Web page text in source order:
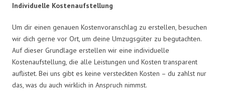
Individuelle Kostenaufstellung
Um dir einen genauen Kostenvoranschlag zu erstellen, besuchen
wir dich gerne vor Ort, um deine Umzugsgüter zu begutachten.
Auf dieser Grundlage erstellen wir eine individuelle
Kostenaufstellung, die alle Leistungen und Kosten transparent
auflistet. Bei uns gibt es keine versteckten Kosten – du zahlst nur
das, was du auch wirklich in Anspruch nimmst.